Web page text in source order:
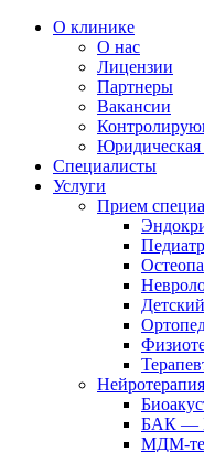
О клинике
О нас
Лицензии
Партнеры
Вакансии
Специалисты
Услуги
Прием
Педиатр
Нейротерапия
БАК —
МДМ-